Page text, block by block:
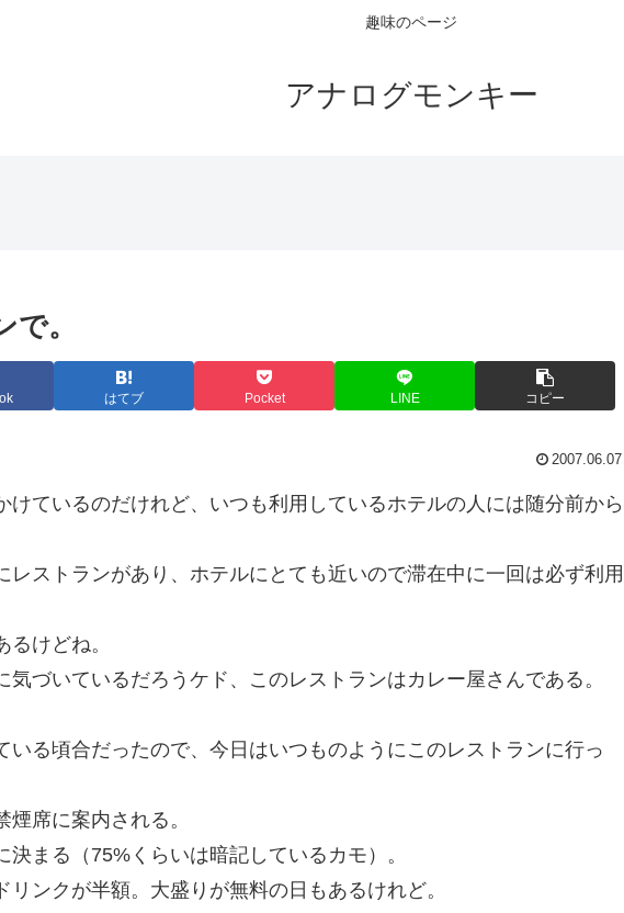
趣味のページ
アナログモンキー
。
はてブ Pocket LINE コピー
2007.06.07
けているのだけれど、いつも利用しているホテルの人には随分前から
レストランがあり、ホテルにとても近いので滞在中に一回は必ず利用
けどね。
づいているだろうケド、このレストランはカレー屋さんである。
いる頃合だったので、今日はいつものようにこのレストランに行っ
席に案内される。
まる（75%くらいは暗記しているカモ）。
ンクが半額。大盛りが無料の日もあるけれど。